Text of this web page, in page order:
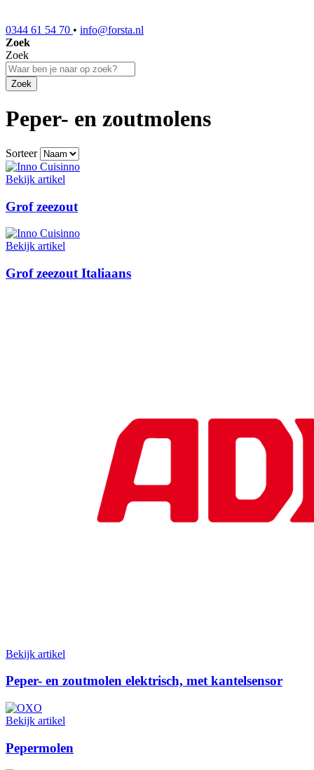
0344 61 54 70 • info@forsta.nl
Zoek
Zoek
Zoek
Peper- en zoutmolens
Sorteer
Bekijk artikel
Grof zeezout
Bekijk artikel
Grof zeezout Italiaans
Bekijk artikel
Peper- en zoutmolen elektrisch, met kantelsensor
Bekijk artikel
Pepermolen